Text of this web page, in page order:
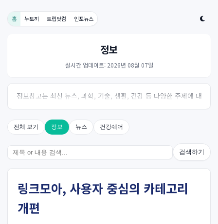
홈 뉴토끼 트립닷컴 인포뉴스
정보
실시간 업데이트: 2026년 08월 07일
정보창고는 최신 뉴스, 과학, 기술, 생활, 건강 등 다양한 주제에 대
한 신뢰성 있는 정보를 제공하는 온라인 자료실입니다.
전체 보기 정보 뉴스 건강쉐어
검색하기
링크모아, 사용자 중심의 카테고리
개편